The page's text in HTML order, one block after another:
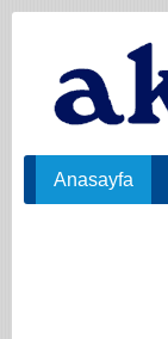
Anasayfa